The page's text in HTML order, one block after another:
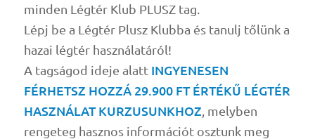
minden Légtér Klub PLUSZ tag.
Lépj be a Légtér Plusz Klubba és tanulj tőlünk a
hazai légtér használatáról!
A tagságod ideje alatt INGYENESEN
FÉRHETSZ HOZZÁ 29.900 FT ÉRTÉKŰ LÉGTÉR
HASZNÁLAT KURZUSUNKHOZ , melyben
rengeteg hasznos információt osztunk meg